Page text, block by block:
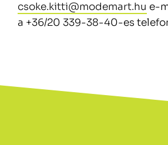
csoke.kitti@modemart.hu e-
a +36/20 339-38-40-es